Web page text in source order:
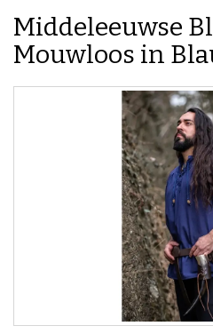
​Middeleeuwse
Mouwloos in